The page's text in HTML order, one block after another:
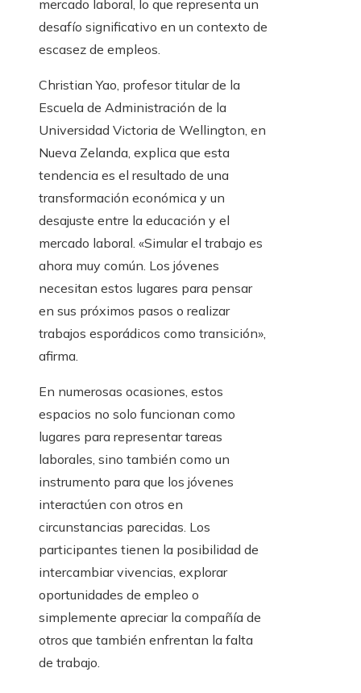
mercado laboral, lo que representa un
desafío significativo en un contexto de
escasez de empleos.
Christian Yao, profesor titular de la
Escuela de Administración de la
Universidad Victoria de Wellington, en
Nueva Zelanda, explica que esta
tendencia es el resultado de una
transformación económica y un
desajuste entre la educación y el
mercado laboral. «Simular el trabajo es
ahora muy común. Los jóvenes
necesitan estos lugares para pensar
en sus próximos pasos o realizar
trabajos esporádicos como transición»,
afirma.
En numerosas ocasiones, estos
espacios no solo funcionan como
lugares para representar tareas
laborales, sino también como un
instrumento para que los jóvenes
interactúen con otros en
circunstancias parecidas. Los
participantes tienen la posibilidad de
intercambiar vivencias, explorar
oportunidades de empleo o
simplemente apreciar la compañía de
otros que también enfrentan la falta
de trabajo.